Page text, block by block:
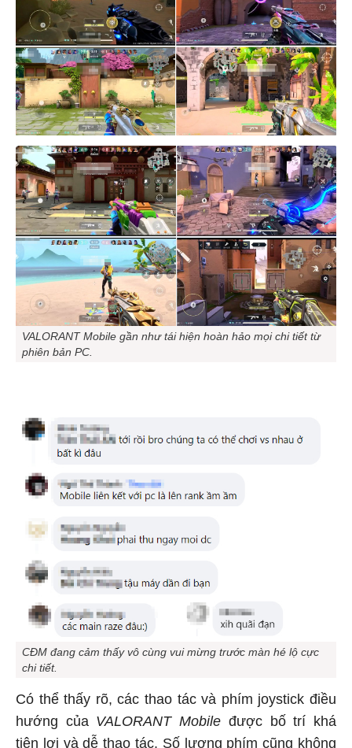
VALORANT Mobile gần như tái hiện hoàn hảo mọi chi tiết từ
phiên bản PC.
CĐM đang cảm thấy vô cùng vui mừng trước màn hé lộ cực
chi tiết.
Có thể thấy rõ, các thao tác và phím joystick điều
hướng của VALORANT Mobile được bố trí khá